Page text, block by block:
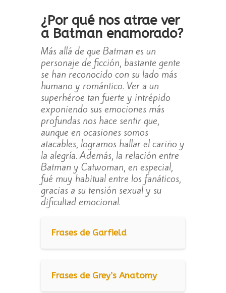
¿Por qué nos atrae ver
a Batman enamorado?
Más allá de que Batman es un
personaje de ficción, bastante gente
se han reconocido con su lado más
humano y romántico. Ver a un
superhéroe tan fuerte y intrépido
exponiendo sus emociones más
profundas nos hace sentir que,
aunque en ocasiones somos
atacables, logramos hallar el cariño y
la alegría. Además, la relación entre
Batman y Catwoman, en especial,
fué muy habitual entre los fanáticos,
gracias a su tensión sexual y su
dificultad emocional.
Frases de Garfield
Frases de Grey’s Anatomy